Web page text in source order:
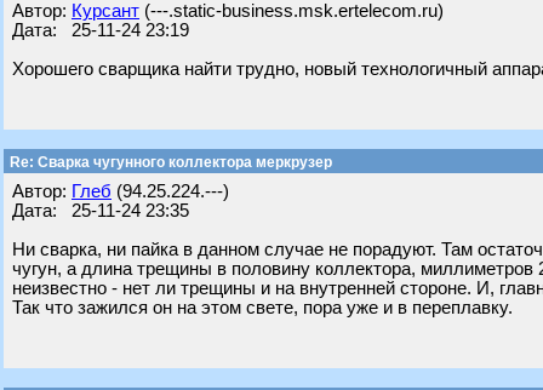
Автор: Курсант (---.static-business.msk.ertelecom.ru)
Дата: 25-11-24 23:19
Хорошего сварщика найти трудно, новый технологичный
Re: Сварка чугунного коллектора меркрузер
Автор: Глеб (94.25.224.---)
Дата: 25-11-24 23:35
Ни сварка, ни пайка в данном случае не порадуют. Там
чугун, а длина трещины в половину коллектора,
неизвестно - нет ли трещины и на внутренней стороне. И,
Так что зажился он на этом свете, пора уже и в переплавку.